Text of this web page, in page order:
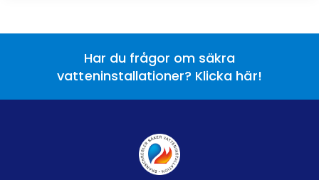
Har du frågor om säkra
vatteninstallationer? Klicka här!